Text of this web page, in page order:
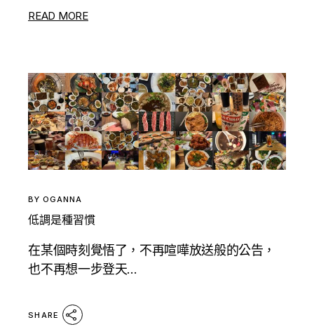
READ MORE
BY OGANNA
低調是種習慣
在某個時刻覺悟了，不再喧嘩放送般的公告，
也不再想一步登天...
SHARE